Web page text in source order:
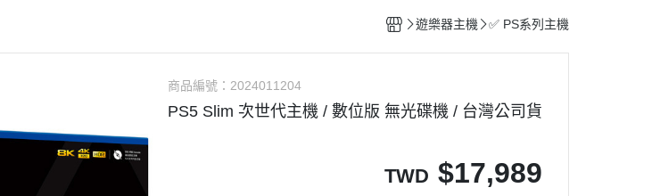
✅ 賽車架 相關
✅ 賽車 飛行支架 周邊設備
遊樂器主機 ✅ PS系列主機
商品編號： 2024011204
PS5 Slim 次世代主機 / 數位版 無光碟機 / 台灣公司貨
TWD $17,989